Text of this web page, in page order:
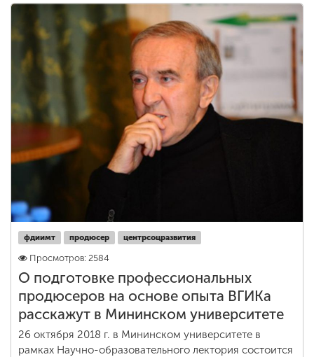
фдиимт продюсер центрсоцразвития
Просмотров: 2584
О подготовке профессиональных
продюсеров на основе опыта ВГИКа
расскажут в Мининском университете
26 октября 2018 г. в Мининском университете в
рамках Научно-образовательного лектория состоится